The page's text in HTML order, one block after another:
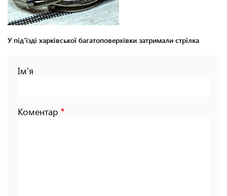
У під'їзді харківської багатоповерхівки затримали стрілка
Ім'я
Коментар